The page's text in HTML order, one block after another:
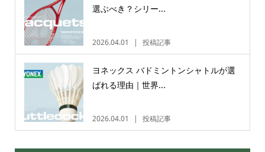
選ぶべき？シリー...
2026.04.01 投稿記事
ヨネックス バドミントンシャトルが選
ばれる理由｜世界...
2026.04.01 投稿記事